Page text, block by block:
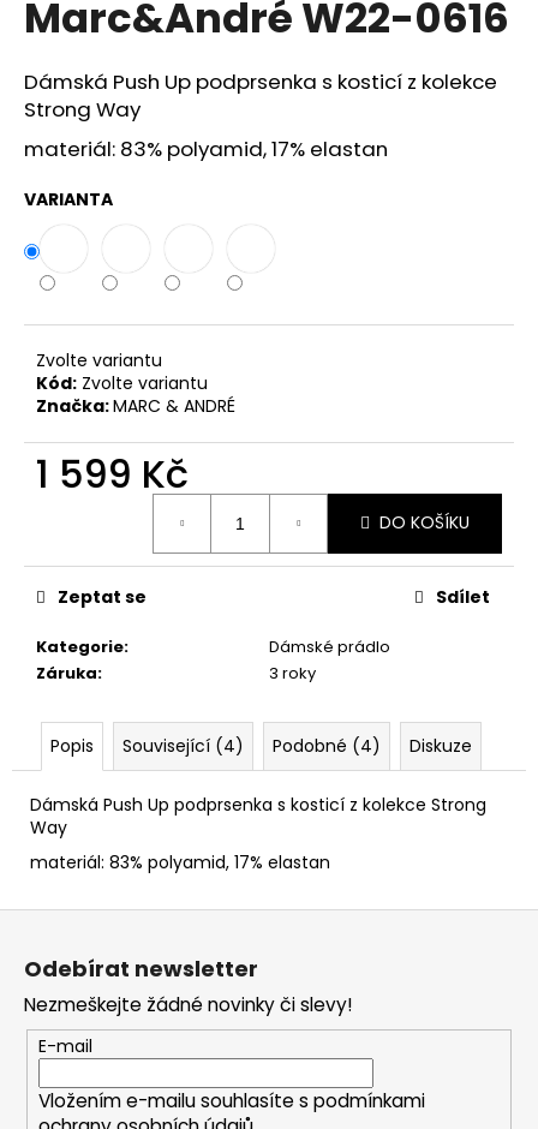
Marc&André W22-0616
Dámská Push Up podprsenka s kosticí z kolekce
Strong Way
materiál: 83% polyamid, 17% elastan
VARIANTA
Zvolte variantu
Kód: Zvolte variantu
Značka:MARC & ANDRÉ
1 599 Kč
DO KOŠÍKU
Kategorie:
Dámské prádlo
Záruka: 3 roky
Zeptat se Sdílet
Popis Související (4) Podobné (4) Diskuze
Dámská Push Up podprsenka s kosticí z kolekce Strong
Way
materiál: 83% polyamid, 17% elastan
a
í
t
?
HLEDAT
D
o
p
o
u
m
e
Z
Odebírat newsletter
Nezmeškejte žádné novinky či slevy!
E-mail
Vložením e-mailu souhlasíte s podmínkami